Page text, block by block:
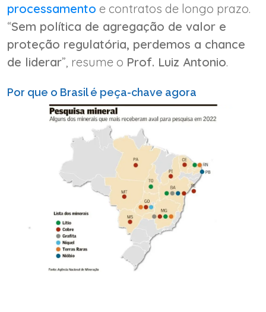
processamento e contratos de longo prazo.
“Sem política de agregação de valor e
proteção regulatória, perdemos a chance
de liderar”, resume o Prof. Luiz Antonio.
Por que o Brasil é peça-chave agora